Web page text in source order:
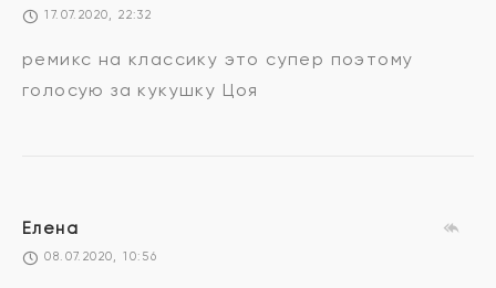
17.07.2020, 22:32
ремикс на классику это супер поэтому
голосую за кукушку Цоя
Елена
08.07.2020, 10:56